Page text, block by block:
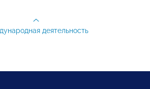
деятельность